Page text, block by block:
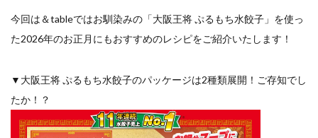
今回は＆tableではお馴染みの「大阪王将 ぷるもち水餃子」を使っ
た2026年のお正月にもおすすめのレシピをご紹介いたします！
▼大阪王将 ぷるもち水餃子のパッケージは2種類展開！ご存知でし
たか！？
おうちde街中華コミュニティ
おうちごはん
おでん
お取り寄せ
お好み焼き お弁当
キッチンSCM
クリスピーひとくち餃子
クリスマス
スープ
せいろ
Strategic Cooking Management
bibigo
ESG